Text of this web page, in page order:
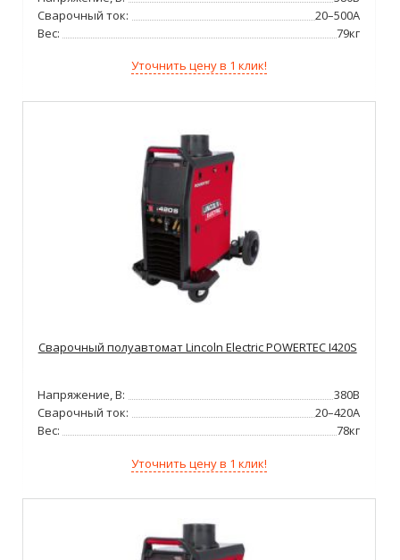
Сварочный ток:
20–500А
Вес:
79кг
Уточнить цену в 1 клик!
Сварочный полуавтомат Lincoln Electric POWERTEC I420S
Напряжение, В:
380В
Сварочный ток:
20–420А
Вес:
78кг
Уточнить цену в 1 клик!